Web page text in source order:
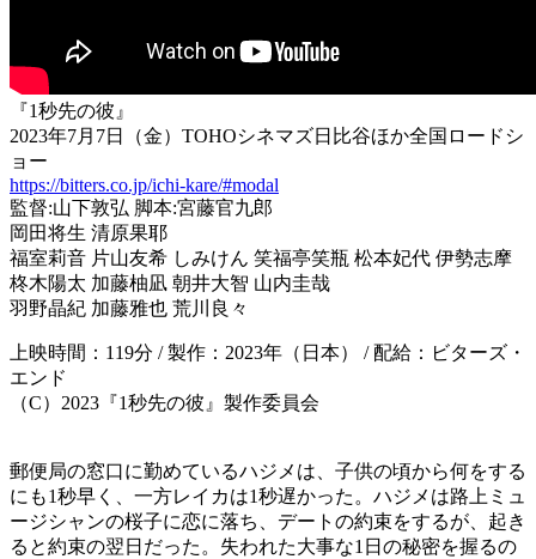
『1秒先の彼』
2023年7月7日（金）TOHOシネマズ日比谷ほか全国ロードシ
ョー
https://bitters.co.jp/ichi-kare/#modal
監督:山下敦弘 脚本:宮藤官九郎
岡田将生 清原果耶
福室莉音 片山友希 しみけん 笑福亭笑瓶 松本妃代 伊勢志摩
柊木陽太 加藤柚凪 朝井大智 山内圭哉
羽野晶紀 加藤雅也 荒川良々
上映時間：119分 / 製作：2023年（日本） / 配給：ビターズ・
エンド
（C）2023『1秒先の彼』製作委員会
郵便局の窓口に勤めているハジメは、子供の頃から何をする
にも1秒早く、一方レイカは1秒遅かった。ハジメは路上ミュ
ージシャンの桜子に恋に落ち、デートの約束をするが、起き
ると約束の翌日だった。失われた大事な1日の秘密を握るの